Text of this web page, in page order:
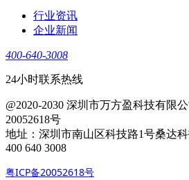
行业资讯
企业新闻
400-640-3008
24小时联系热线
@2020-2030 深圳市万方盈科技有限
20052618号
地址：深圳市南山区科技路1号桑达科
400 640 3008
粤ICP备20052618号